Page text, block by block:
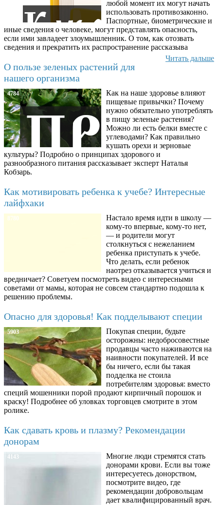
любой момент их могут начать
использовать противозаконно.
Паспортные, биометрические и
иные сведения о человеке, могут представлять опасность,
если ими завладеет злоумышленник. О том, как отозвать
сведения и прекратить их распространение рассказыва
Читать дальше
О пользе зеленых растений для
нашего организма
4784
Как на наше здоровье влияют
пищевые привычки? Почему
нужно обязательно употреблять
в пищу зеленые растения?
Можно ли есть белки вместе с
углеводами? Как правильно
кушать орехи и зерновые
культуры? Подробно о принципах здорового и
разнообразного питания рассказывает эксперт Наталья
Кобзарь.
Как мотивировать ребенка к учебе? Интересные
лайфхаки
8780
Настало время идти в школу —
кому-то впервые, кому-то нет,
— и родители могут
столкнуться с нежеланием
ребенка приступать к учебе.
Что делать, если ребенок
наотрез отказывается учиться и
вредничает? Советуем посмотреть видео с интересными
советами от мамы, которая не совсем стандартно подошла к
решению проблемы.
Опасно для здоровья! Как подделывают специи
5903
Покупая специи, будьте
осторожны: недобросовестные
продавцы часто наживаются на
наивности покупателей. И все
бы ничего, если бы такая
подделка не стоила
потребителям здоровья: вместо
специй мошенники порой продают кирпичный порошок и
краску! Подробнее об уловках торговцев смотрите в этом
ролике.
Как сдавать кровь и плазму? Рекомендации
донорам
4143
Многие люди стремятся стать
донорами крови. Если вы тоже
интересуетесь донорством,
посмотрите видео, где
рекомендации добровольцам
дает квалифицированный врач.